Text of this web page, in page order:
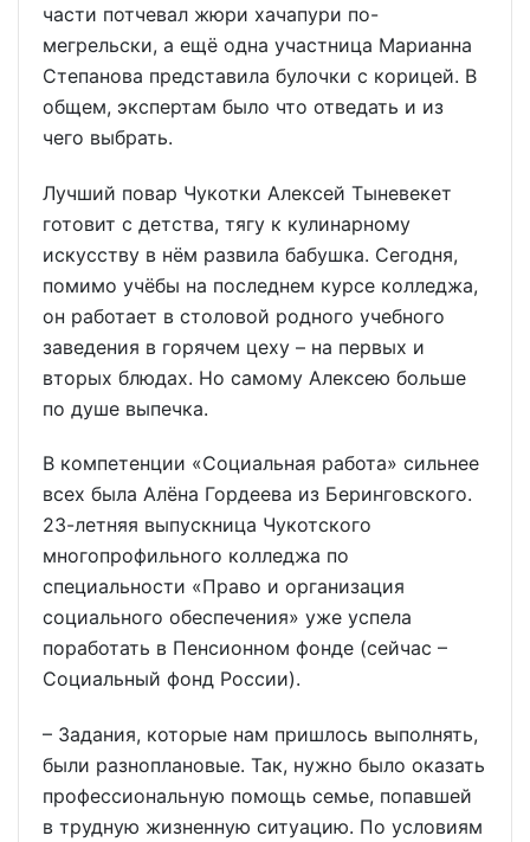
части потчевал жюри хачапури по-
мегрельски, а ещё одна участница Марианна
Степанова представила булочки с корицей. В
общем, экспертам было что отведать и из
чего выбрать.
Лучший повар Чукотки Алексей Тыневекет
готовит с детства, тягу к кулинарному
искусству в нём развила бабушка. Сегодня,
помимо учёбы на последнем курсе колледжа,
он работает в столовой родного учебного
заведения в горячем цеху – на первых и
вторых блюдах. Но самому Алексею больше
по душе выпечка.
В компетенции «Социальная работа» сильнее
всех была Алёна Гордеева из Беринговского.
23-летняя выпускница Чукотского
многопрофильного колледжа по
специальности «Право и организация
социального обеспечения» уже успела
поработать в Пенсионном фонде (сейчас –
Социальный фонд России).
– Задания, которые нам пришлось выполнять,
были разноплановые. Так, нужно было оказать
профессиональную помощь семье, попавшей
в трудную жизненную ситуацию. По условиям